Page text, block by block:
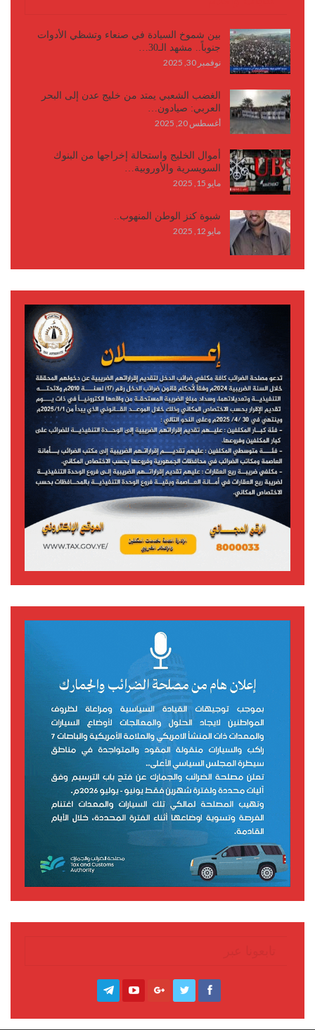
بين شموخ السيادة في صنعاء وتشظي الأدوات
جنوباً.. مشهد الـ30…
نوفمبر 30, 2025
الغضب الشعبي يمتد من خليج عدن إلى البحر
العربي: صيادون…
أغسطس 20, 2025
أموال الخليج واستحالة إخراجها من البنوك
السويسرية والأوروبية…
مايو 15, 2025
شبوة كنز الوطن المنهوب..
مايو 12, 2025